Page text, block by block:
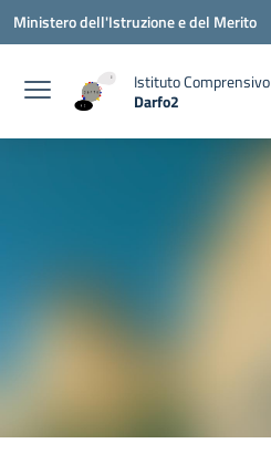
Vai ai contenuti
Vai al menu di navigazione
Vai al footer
Ministero dell'Istruzione e del Merito
Istituto Comprensivo
Darfo2